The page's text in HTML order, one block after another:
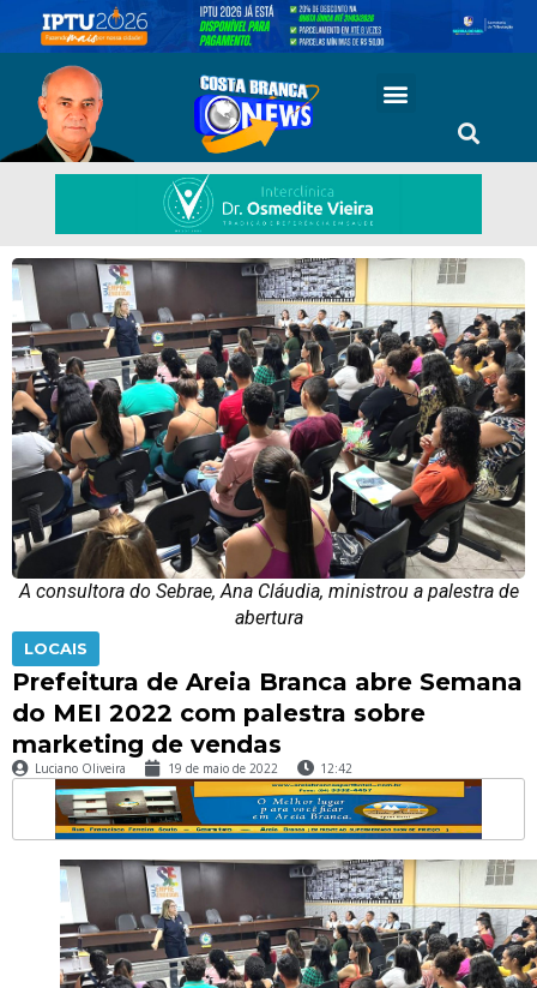
A consultora do Sebrae, Ana Cláudia, ministrou a palestra de
abertura
LOCAIS
Prefeitura de Areia Branca abre Semana
do MEI 2022 com palestra sobre
marketing de vendas
Luciano Oliveira 19 de maio de 2022 12:42